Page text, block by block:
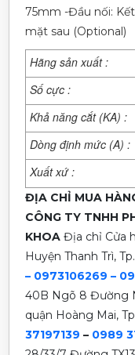
75mm -Đầu nối:
mặt sau (Optional)
Hãng sản xuất :
Số cực :
Khả năng cắt (KA) :
Dòng định mức (A) :
Xuất xứ :
ĐỊA CHỈ MUA
CÔNG TY TNHH
KHOA Địa chỉ Cửa
Huyện Thanh Trì,
– 0973106269 –
40B Ngõ 8 Đường
quận Hoàng Mai,
37197139 – 0989